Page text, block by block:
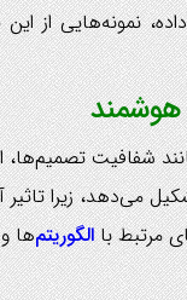
نمونه‌هایی از
شفافیت
می‌دهد، زیرا تاثیر
مرتبط باالگوریتم‌ها